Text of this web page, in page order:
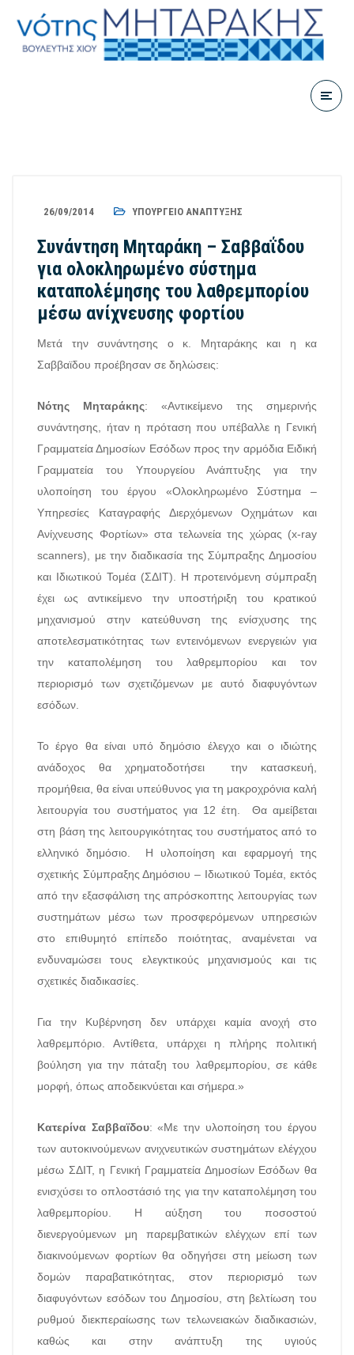
26/09/2014 ΥΠΟΥΡΓΕΊΟ ΑΝΆΠΤΥΞΗΣ
Συνάντηση Μηταράκη – Σαββαΐδου
για ολοκληρωμένο σύστημα
καταπολέμησης του λαθρεμπορίου
μέσω ανίχνευσης φορτίου
Μετά την συνάντησης ο κ. Μηταράκης και η κα
Σαββαϊδου προέβησαν σε δηλώσεις:
Νότης Μηταράκης: «Αντικείμενο της σημερινής
συνάντησης, ήταν η πρόταση που υπέβαλλε η Γενική
Γραμματεία Δημοσίων Εσόδων προς την αρμόδια Ειδική
Γραμματεία του Υπουργείου Ανάπτυξης για την
υλοποίηση του έργου «Ολοκληρωμένο Σύστημα –
Υπηρεσίες Καταγραφής Διερχόμενων Οχημάτων και
Ανίχνευσης Φορτίων» στα τελωνεία της χώρας (x-ray
scanners), με την διαδικασία της Σύμπραξης Δημοσίου
και Ιδιωτικού Τομέα (ΣΔΙΤ). Η προτεινόμενη σύμπραξη
έχει ως αντικείμενο την υποστήριξη του κρατικού
μηχανισμού στην κατεύθυνση της ενίσχυσης της
αποτελεσματικότητας των εντεινόμενων ενεργειών για
την καταπολέμηση του λαθρεμπορίου και τον
περιορισμό των σχετιζόμενων με αυτό διαφυγόντων
εσόδων.
Το έργο θα είναι υπό δημόσιο έλεγχο και ο ιδιώτης
ανάδοχος θα χρηματοδοτήσει την κατασκευή,
προμήθεια, θα είναι υπεύθυνος για τη μακροχρόνια καλή
λειτουργία του συστήματος για 12 έτη. Θα αμείβεται
στη βάση της λειτουργικότητας του συστήματος από το
ελληνικό δημόσιο. Η υλοποίηση και εφαρμογή της
σχετικής Σύμπραξης Δημόσιου – Ιδιωτικού Τομέα, εκτός
από την εξασφάλιση της απρόσκοπτης λειτουργίας των
συστημάτων μέσω των προσφερόμενων υπηρεσιών
στο επιθυμητό επίπεδο ποιότητας, αναμένεται να
ενδυναμώσει τους ελεγκτικούς μηχανισμούς και τις
σχετικές διαδικασίες.
Για την Κυβέρνηση δεν υπάρχει καμία ανοχή στο
λαθρεμπόριο. Αντίθετα, υπάρχει η πλήρης πολιτική
βούληση για την πάταξη του λαθρεμπορίου, σε κάθε
μορφή, όπως αποδεικνύεται και σήμερα.»
Κατερίνα Σαββαϊδου: «Με την υλοποίηση του έργου
των αυτοκινούμενων ανιχνευτικών συστημάτων ελέγχου
μέσω ΣΔΙΤ, η Γενική Γραμματεία Δημοσίων Εσόδων θα
ενισχύσει το οπλοστάσιό της για την καταπολέμηση του
λαθρεμπορίου. Η αύξηση του ποσοστού
διενεργούμενων μη παρεμβατικών ελέγχων επί των
διακινούμενων φορτίων θα οδηγήσει στη μείωση των
δομών παραβατικότητας, στον περιορισμό των
διαφυγόντων εσόδων του Δημοσίου, στη βελτίωση του
ρυθμού διεκπεραίωσης των τελωνειακών διαδικασιών,
καθώς και στην ανάπτυξη της υγιούς